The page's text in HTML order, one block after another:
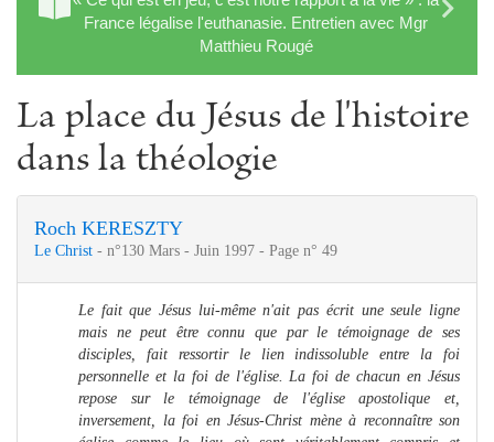
France légalise l'euthanasie. Entretien avec Mgr
Matthieu Rougé
La place du Jésus de l'histoire
dans la théologie
Roch KERESZTY
Le Christ - n°130 Mars - Juin 1997 - Page n° 49
Le fait que Jésus lui-même n'ait pas écrit une seule ligne
mais ne peut être connu que par le témoignage de ses
disciples, fait ressortir le lien indissoluble entre la foi
personnelle et la foi de l'église. La foi de chacun en Jésus
repose sur le témoignage de l'église apostolique et,
inversement, la foi en Jésus-Christ mène à reconnaître son